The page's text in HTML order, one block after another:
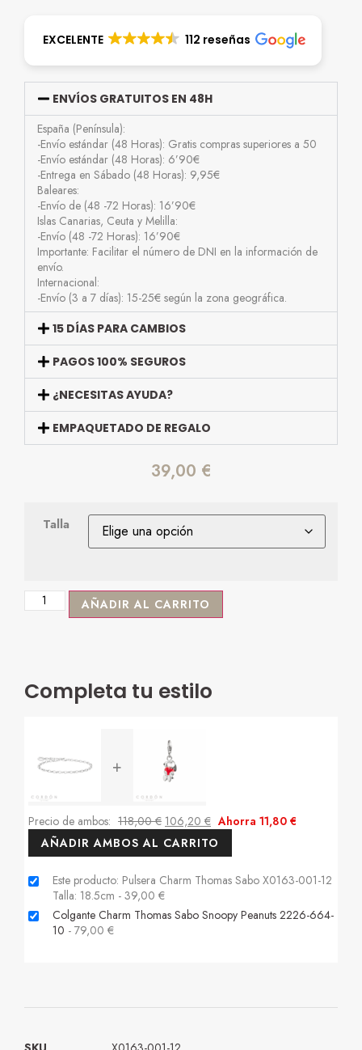
EXCELENTE 112 reseñas
ENVÍOS GRATUITOS EN 48H
España (Península):
-Envío estándar (48 Horas): Gratis compras superiores a 50
-Envío estándar (48 Horas): 6’90€
-Entrega en Sábado (48 Horas): 9,95€
Baleares:
-Envío de (48 -72 Horas): 16’90€
Islas Canarias, Ceuta y Melilla:
-Envío (48 -72 Horas): 16’90€
Importante: Facilitar el número de DNI en la información de
envío.
Internacional:
-Envío (3 a 7 días): 15-25€ según la zona geográfica.
15 DÍAS PARA CAMBIOS
PAGOS 100% SEGUROS
¿NECESITAS AYUDA?
EMPAQUETADO DE REGALO
39,00 €
Talla
AÑADIR AL CARRITO
Completa tu estilo
+
Precio de ambos: 118,00€ 106,20 € Ahorra 11,80 €
AÑADIR AMBOS AL CARRITO
Este producto: Pulsera Charm Thomas Sabo X0163-001-12
Talla: 18.5cm - 39,00 €
Colgante Charm Thomas Sabo Snoopy Peanuts 2226-664-
10 - 79,00 €